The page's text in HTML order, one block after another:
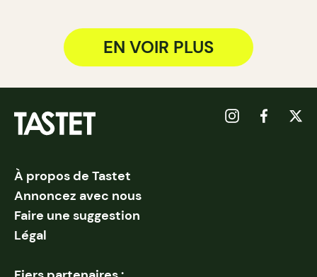
EN VOIR PLUS
À propos de Tastet
Annoncez avec nous
Faire une suggestion
Légal